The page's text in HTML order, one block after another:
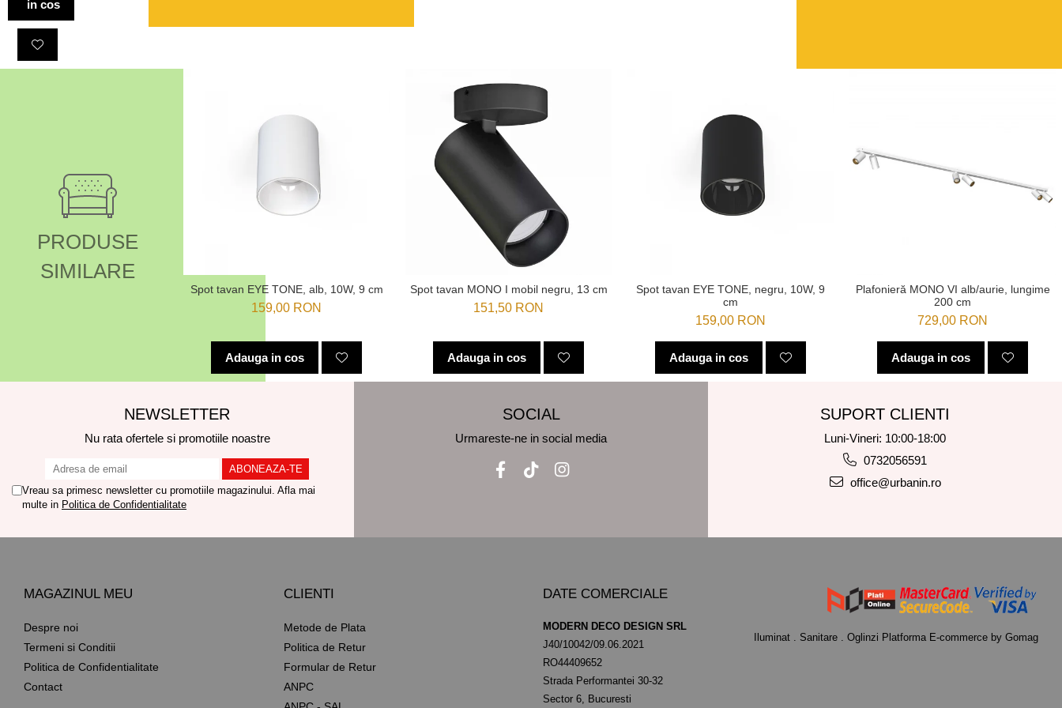
in cos
PRODUSE
SIMILARE
Spot tavan EYE TONE, alb, 10W, 9 cm
159,00 RON
Adauga in cos
Spot tavan MONO I mobil negru, 13 cm
151,50 RON
Adauga in cos
Spot tavan EYE TONE, negru, 10W, 9
cm
159,00 RON
Adauga in cos
Plafonieră MONO VI alb/aurie, lungime
200 cm
729,00 RON
Adauga in cos
NEWSLETTER
Nu rata ofertele si promotiile noastre
Vreau sa primesc newsletter cu promotiile magazinului. Afla mai
multe in Politica de Confidentialitate
SOCIAL
Urmareste-ne in social media
SUPORT CLIENTI
Luni-Vineri: 10:00-18:00
0732056591
office@urbanin.ro
MAGAZINUL MEU
Despre noi
Termeni si Conditii
Politica de Confidentialitate
Contact
CLIENTI
Metode de Plata
Politica de Retur
Formular de Retur
ANPC
DATE COMERCIALE
MODERN DECO DESIGN SRL
J40/10042/09.06.2021
RO44409652
Strada Performantei 30-32
Sector 6, Bucuresti
Iluminat . Sanitare . Oglinzi Platforma E-commerce by Gomag